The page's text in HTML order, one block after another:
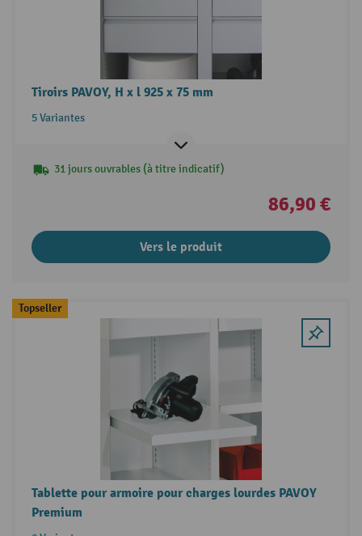
Tiroirs PAVOY, H x l 925 x 75 mm
5 Variantes
31 jours ouvrables (à titre indicatif)
86,90 €
Vers le produit
Topseller
Tablette pour armoire pour charges lourdes PAVOY
Premium